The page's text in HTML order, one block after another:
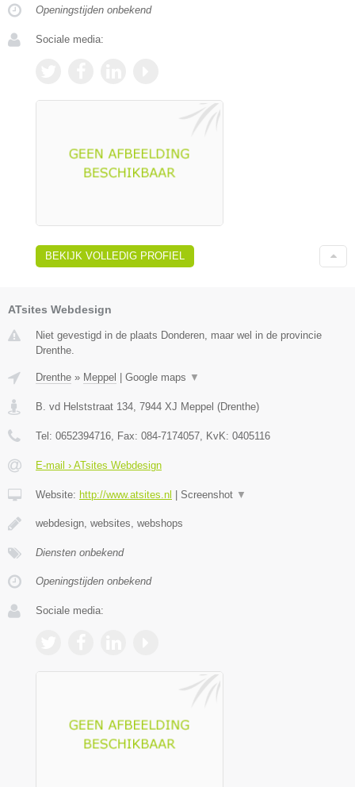
Openingstijden onbekend
Sociale media:
BEKIJK VOLLEDIG PROFIEL
ATsites Webdesign
Niet gevestigd in de plaats Donderen, maar wel in de provincie
Drenthe.
Drenthe » Meppel Google maps ▼
B. vd Helststraat 134 7944 XJ Meppel (Drenthe)
Tel: 0652394716 , Fax: 084-7174057 , KvK: 0405116
E-mail › ATsites Webdesign
Website: http://www.atsites.nl Screenshot ▼
webdesign, websites, webshops
Diensten onbekend
Openingstijden onbekend
Sociale media: